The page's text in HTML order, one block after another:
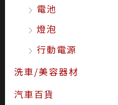
電池
燈泡
行動電源
洗車/美容器材
汽車百貨